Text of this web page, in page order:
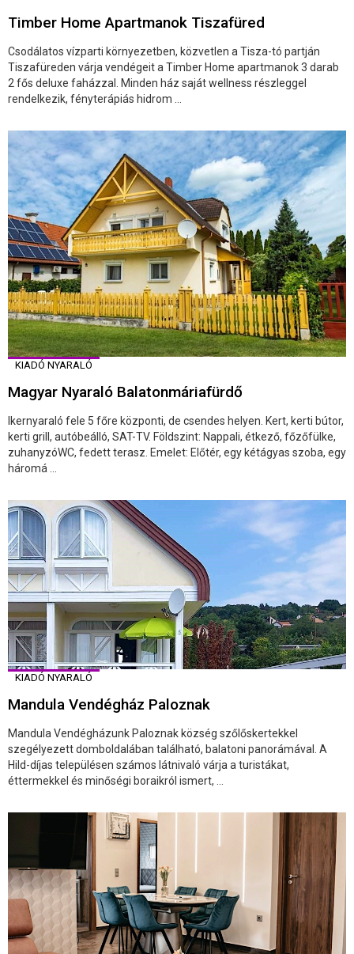
Timber Home Apartmanok Tiszafüred
Csodálatos vízparti környezetben, közvetlen a Tisza-tó partján
Tiszafüreden várja vendégeit a Timber Home apartmanok 3 darab
2 fős deluxe faházzal. Minden ház saját wellness részleggel
rendelkezik, fényterápiás hidrom ...
KIADÓ NYARALÓ
Magyar Nyaraló Balatonmáriafürdő
Ikernyaraló fele 5 főre központi, de csendes helyen. Kert, kerti bútor,
kerti grill, autóbeálló, SAT-TV. Földszint: Nappali, étkező, főzőfülke,
zuhanyzóWC, fedett terasz. Emelet: Előtér, egy kétágyas szoba, egy
háromá ...
KIADÓ NYARALÓ
Mandula Vendégház Paloznak
Mandula Vendégházunk Paloznak község szőlőskertekkel
szegélyezett domboldalában található, balatoni panorámával. A
Hild-díjas településen számos látnivaló várja a turistákat,
éttermekkel és minőségi boraikról ismert, ...